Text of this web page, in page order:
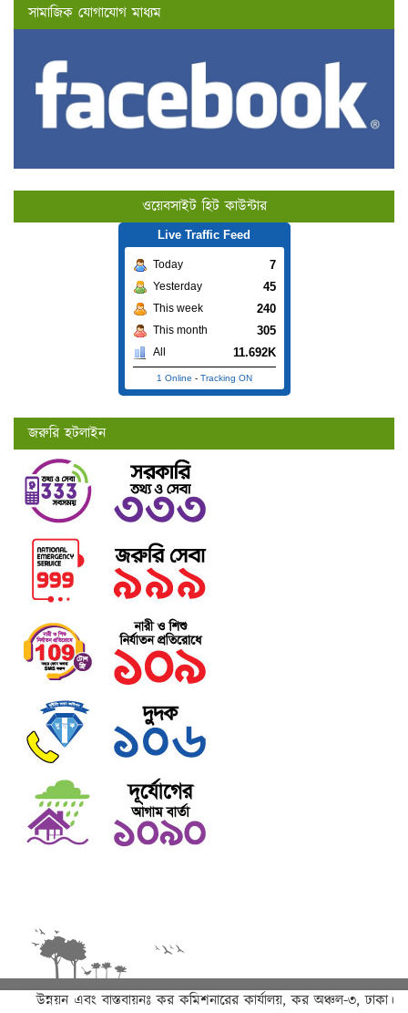
সামাজিক যোগাযোগ মাধ্যম
ওয়েবসাইট হিট কাউন্টার
Live Traffic Feed
Today 7
Yesterday 45
This week 240
This month 305
All 11.692K
1 Online - Tracking ON
জরুরি হটলাইন
উন্নয়ন এবং বাস্তবায়নঃ কর কমিশনারের কার্যালয়, কর অঞ্চল-৩, ঢাকা।